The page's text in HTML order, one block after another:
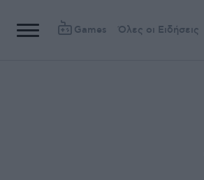
Games Όλες οι Ειδήσεις